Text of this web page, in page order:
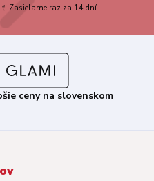
Zasielame raz za 14 dní.